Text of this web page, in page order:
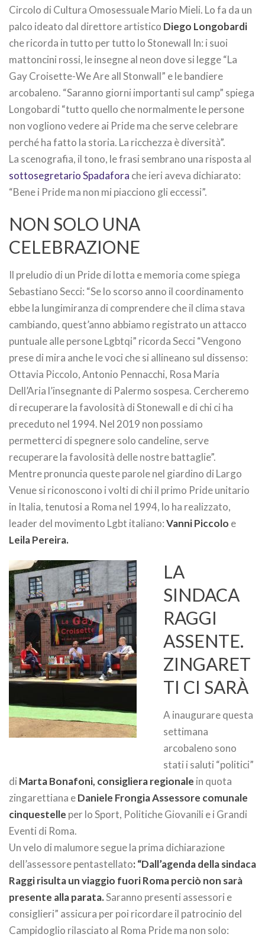
Circolo di Cultura Omosessuale Mario Mieli. Lo fa da un
palco ideato dal direttore artistico Diego Longobardi
che ricorda in tutto per tutto lo Stonewall In: i suoi
mattoncini rossi, le insegne al neon dove si legge “La
Gay Croisette-We Are all Stonwall” e le bandiere
arcobaleno. “Saranno giorni importanti sul camp” spiega
Longobardi “tutto quello che normalmente le persone
non vogliono vedere ai Pride ma che serve celebrare
perché ha fatto la storia. La ricchezza è diversità”.
La scenografia, il tono, le frasi sembrano una risposta al
sottosegretario Spadafora che ieri aveva dichiarato:
“Bene i Pride ma non mi piacciono gli eccessi”.
NON SOLO UNA
CELEBRAZIONE
Il preludio di un Pride di lotta e memoria come spiega
Sebastiano Secci: “Se lo scorso anno il coordinamento
ebbe la lungimiranza di comprendere che il clima stava
cambiando, quest’anno abbiamo registrato un attacco
puntuale alle persone Lgbtqi” ricorda Secci “Vengono
prese di mira anche le voci che si allineano sul dissenso:
Ottavia Piccolo, Antonio Pennacchi, Rosa Maria
Dell’Aria l’insegnante di Palermo sospesa. Cercheremo
di recuperare la favolosità di Stonewall e di chi ci ha
preceduto nel 1994. Nel 2019 non possiamo
permetterci di spegnere solo candeline, serve
recuperare la favolosità delle nostre battaglie”.
Mentre pronuncia queste parole nel giardino di Largo
Venue si riconoscono i volti di chi il primo Pride unitario
in Italia, tenutosi a Roma nel 1994, lo ha realizzato,
leader del movimento Lgbt italiano:Vanni Piccolo e
Leila Pereira.
LA
SINDACA
RAGGI
ASSENTE.
ZINGARET
TI CI SARÀ
A inaugurare questa
settimana
arcobaleno sono
stati i saluti “politici”
di Marta Bonafoni, consigliera regionale in quota
zingarettiana eDaniele Frongia Assessore comunale
cinquestelle per lo Sport, Politiche Giovanili e i Grandi
Eventi di Roma.
Un velo di malumore segue la prima dichiarazione
dell’assessore pentastellato: “Dall’agenda della sindaca
Raggi risulta un viaggio fuori Roma perciò non sarà
presente alla parata.Saranno presenti assessori e
consiglieri” assicura per poi ricordare il patrocinio del
Campidoglio rilasciato al Roma Pride ma non solo: